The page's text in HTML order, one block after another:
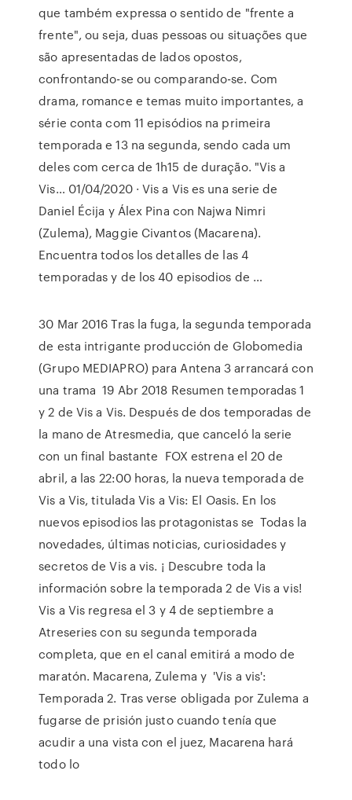
que também expressa o sentido de "frente a
frente", ou seja, duas pessoas ou situações que
são apresentadas de lados opostos,
confrontando-se ou comparando-se. Com
drama, romance e temas muito importantes, a
série conta com 11 episódios na primeira
temporada e 13 na segunda, sendo cada um
deles com cerca de 1h15 de duração. "Vis a
Vis… 01/04/2020 · Vis a Vis es una serie de
Daniel Écija y Álex Pina con Najwa Nimri
(Zulema), Maggie Civantos (Macarena).
Encuentra todos los detalles de las 4
temporadas y de los 40 episodios de …
30 Mar 2016 Tras la fuga, la segunda temporada
de esta intrigante producción de Globomedia
(Grupo MEDIAPRO) para Antena 3 arrancará con
una trama 19 Abr 2018 Resumen temporadas 1
y 2 de Vis a Vis. Después de dos temporadas de
la mano de Atresmedia, que canceló la serie
con un final bastante FOX estrena el 20 de
abril, a las 22:00 horas, la nueva temporada de
Vis a Vis, titulada Vis a Vis: El Oasis. En los
nuevos episodios las protagonistas se Todas la
novedades, últimas noticias, curiosidades y
secretos de Vis a vis. ¡ Descubre toda la
información sobre la temporada 2 de Vis a vis!
Vis a Vis regresa el 3 y 4 de septiembre a
Atreseries con su segunda temporada
completa, que en el canal emitirá a modo de
maratón. Macarena, Zulema y 'Vis a vis':
Temporada 2. Tras verse obligada por Zulema a
fugarse de prisión justo cuando tenía que
acudir a una vista con el juez, Macarena hará
todo lo